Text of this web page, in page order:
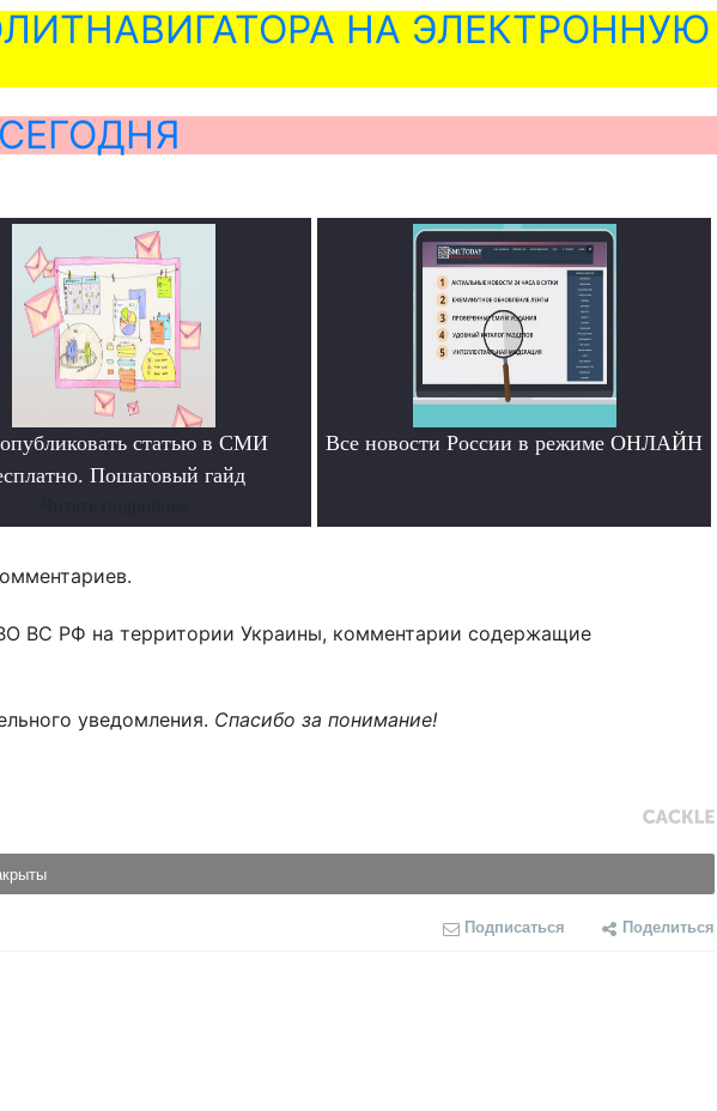
НА ЭЛЕКТРОННУЮ
статью в СМИ
Пошаговый гайд
Все новости России в режиме ОНЛАЙН
ВС РФ на территории Украины, комментарии содержащие
уведомления. Спасибо за понимание!
Подписаться Поделиться